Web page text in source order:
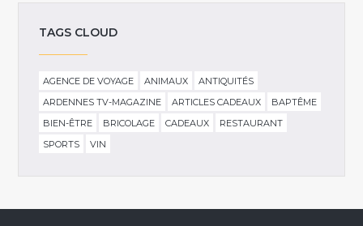
TAGS CLOUD
AGENCE DE VOYAGE ANIMAUX
ANTIQUITÉS
ARDENNES TV-MAGAZINE
ARTICLES CADEAUX
BAPTÊME
BIEN-ÊTRE
BRICOLAGE CADEAUX
RESTAURANT
SPORTS
VIN